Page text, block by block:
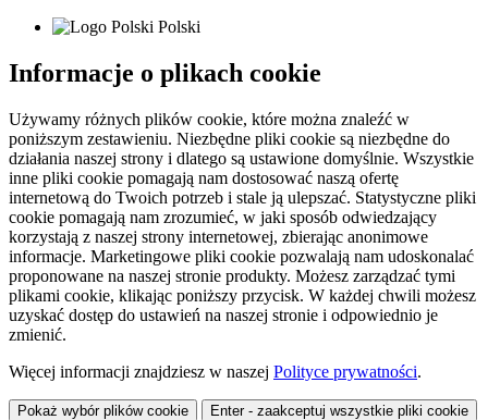
Polski
Informacje o plikach cookie
Używamy różnych plików cookie, które można znaleźć w
poniższym zestawieniu. Niezbędne pliki cookie są niezbędne do
działania naszej strony i dlatego są ustawione domyślnie. Wszystkie
inne pliki cookie pomagają nam dostosować naszą ofertę
internetową do Twoich potrzeb i stale ją ulepszać. Statystyczne pliki
cookie pomagają nam zrozumieć, w jaki sposób odwiedzający
korzystają z naszej strony internetowej, zbierając anonimowe
informacje. Marketingowe pliki cookie pozwalają nam udoskonalać
proponowane na naszej stronie produkty. Możesz zarządzać tymi
plikami cookie, klikając poniższy przycisk. W każdej chwili możesz
uzyskać dostęp do ustawień na naszej stronie i odpowiednio je
zmienić.
Więcej informacji znajdziesz w naszej Polityce prywatności.
Pokaż wybór plików cookie Enter - zaakceptuj wszystkie pliki cookie